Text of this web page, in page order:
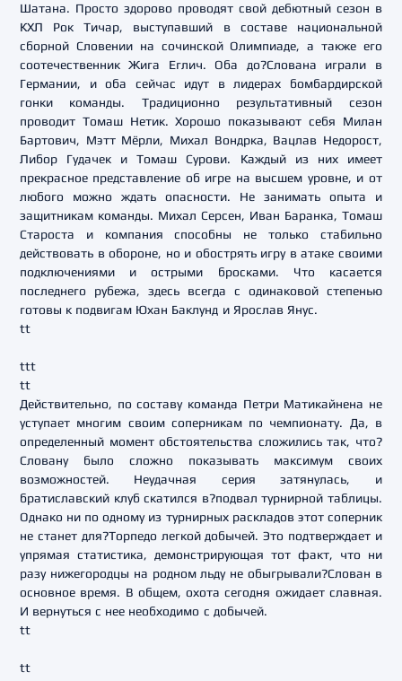
Шатана. Просто здорово проводят свой дебютный сезон в
КХЛ Рок Тичар, выступавший в составе национальной
сборной Словении на сочинской Олимпиаде, а также его
соотечественник Жига Еглич. Оба до?Слована играли в
Германии, и оба сейчас идут в лидерах бомбардирской
гонки команды. Традиционно результативный сезон
проводит Томаш Нетик. Хорошо показывают себя Милан
Бартович, Мэтт Мёрли, Михал Вондрка, Вацлав Недорост,
Либор Гудачек и Томаш Сурови. Каждый из них имеет
прекрасное представление об игре на высшем уровне, и от
любого можно ждать опасности. Не занимать опыта и
защитникам команды. Михал Серсен, Иван Баранка, Томаш
Староста и компания способны не только стабильно
действовать в обороне, но и обострять игру в атаке своими
подключениями и острыми бросками. Что касается
последнего рубежа, здесь всегда с одинаковой степенью
готовы к подвигам Юхан Баклунд и Ярослав Янус.
tt
ttt
tt
Действительно, по составу команда Петри Матикайнена не
уступает многим своим соперникам по чемпионату. Да, в
определенный момент обстоятельства сложились так, что?
Словану было сложно показывать максимум своих
возможностей. Неудачная серия затянулась, и
братиславский клуб скатился в?подвал турнирной таблицы.
Однако ни по одному из турнирных раскладов этот соперник
не станет для?Торпедо легкой добычей. Это подтверждает и
упрямая статистика, демонстрирующая тот факт, что ни
разу нижегородцы на родном льду не обыгрывали?Слован в
основное время. В общем, охота сегодня ожидает славная.
И вернуться с нее необходимо с добычей.
tt
tt